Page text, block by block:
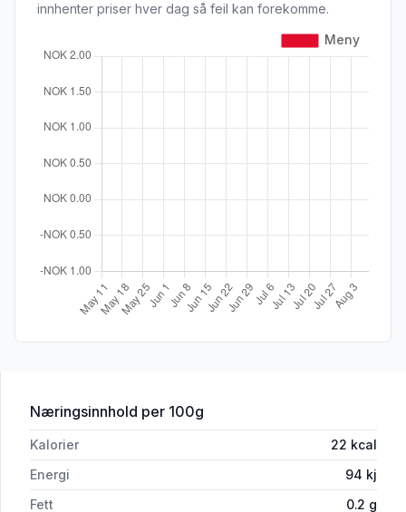
innhenter priser hver dag så feil kan forekomme.
Næringsinnhold for 'Asparges Grønn hel'
per 100g
Kalorier 22 kcal
Energi
94 kj
Fett
0.2 g